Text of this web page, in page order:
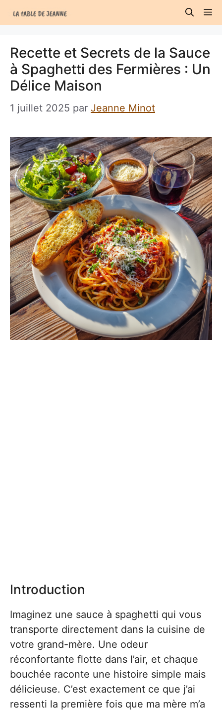
au
Recette et Secrets de la Sauce
à Spaghetti des Fermières : Un
Délice Maison
1 juillet 2025 par Jeanne Minot
Introduction
Imaginez une sauce à spaghetti qui vous
transporte directement dans la cuisine de
votre grand-mère. Une odeur
réconfortante flotte dans l’air, et chaque
bouchée raconte une histoire simple mais
délicieuse. C’est exactement ce que j’ai
ressenti la première fois que ma mère m’a